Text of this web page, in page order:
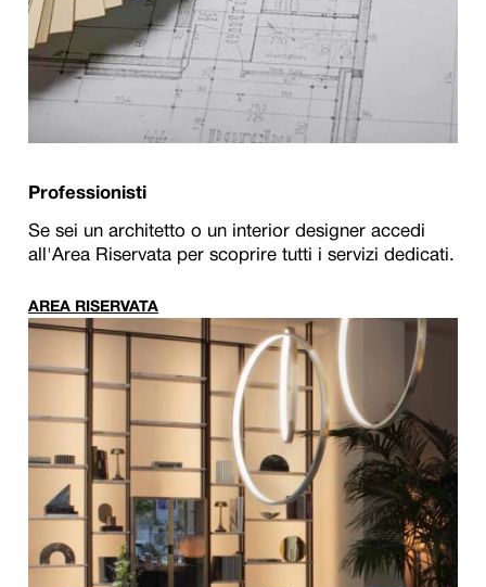
Professionisti
Se sei un architetto o un interior designer accedi
all'Area Riservata per scoprire tutti i servizi dedicati.
AREA RISERVATA